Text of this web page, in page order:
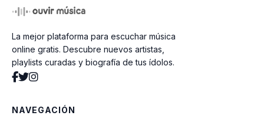
Nocaut (version en español)
La mejor plataforma para escuchar música
online gratis. Descubre nuevos artistas,
playlists curadas y biografía de tus ídolos.
NAVEGACIÓN